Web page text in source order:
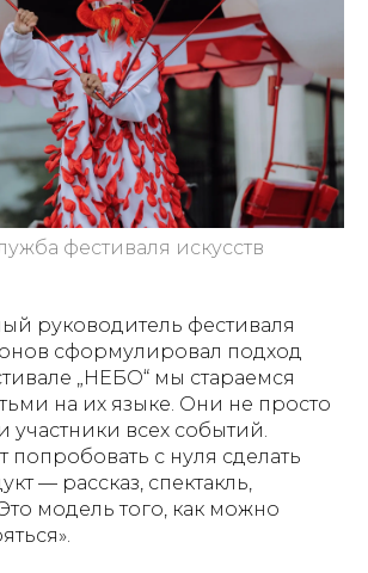
фестиваля искусств
руководитель фестиваля
сформулировал подход
„НЕБО“ мы стараемся
на их языке. Они не просто
участники всех событий.
с нуля сделать
— рассказ, спектакль,
модель того, как можно